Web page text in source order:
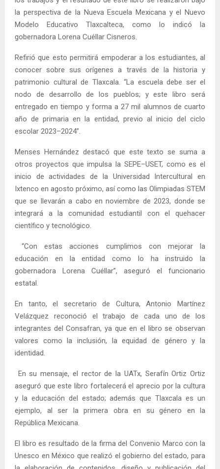
la perspectiva de la Nueva Escuela Mexicana y el Nuevo
Modelo Educativo Tlaxcalteca, como lo indicó la
gobernadora Lorena Cuéllar Cisneros.
Refirió que esto permitirá empoderar a los estudiantes, al
conocer sobre sus orígenes a través de la historia y
patrimonio cultural de Tlaxcala. “La escuela debe ser el
nodo de desarrollo de los pueblos; y este libro será
entregado en tiempo y forma a 27 mil alumnos de cuarto
año de primaria en la entidad, previo al inicio del ciclo
escolar 2023–2024”.
Menses Hernández destacó que este texto se suma a
otros proyectos que impulsa la SEPE–USET, como es el
inicio de actividades de la Universidad Intercultural en
Ixtenco en agosto próximo, así como las Olimpiadas STEM
que se llevarán a cabo en noviembre de 2023, donde se
integrará a la comunidad estudiantil con el quehacer
científico y tecnológico.
“Con estas acciones cumplimos con mejorar la
educación en la entidad como lo ha instruido la
gobernadora Lorena Cuéllar”, aseguró el funcionario
estatal.
En tanto, el secretario de Cultura, Antonio Martínez
Velázquez reconoció el trabajo de cada uno de los
integrantes del Consafran, ya que en el libro se observan
valores como la inclusión, la equidad de género y la
identidad.
En su mensaje, el rector de la UATx, Serafín Ortiz Ortiz
aseguró que este libro fortalecerá el aprecio por la cultura
y la educación del estado; además que Tlaxcala es un
ejemplo, al ser la primera obra en su género en la
República Mexicana.
El libro es resultado de la firma del Convenio Marco con la
Unesco en México que realizó el gobierno del estado, para